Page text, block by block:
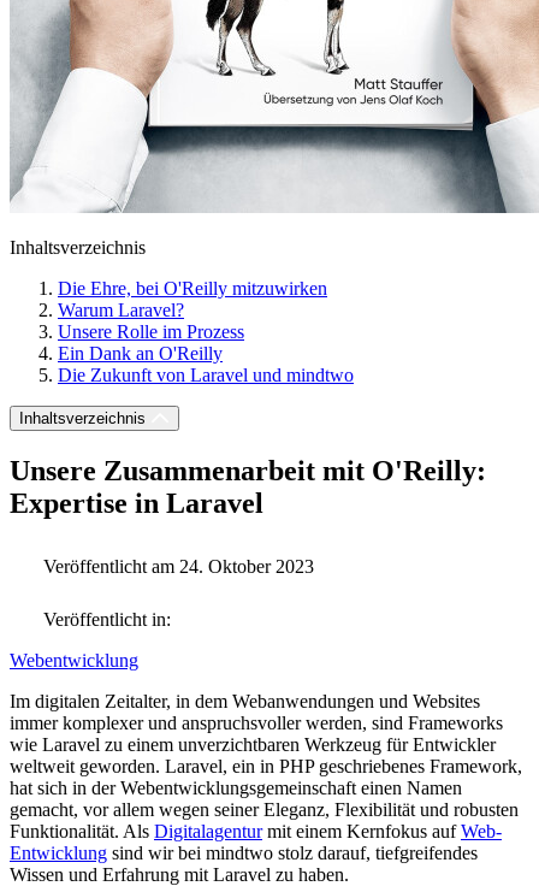
Inhaltsverzeichnis
Die Ehre, bei O'Reilly mitzuwirken
Warum Laravel?
Unsere Rolle im Prozess
Ein Dank an O'Reilly
Die Zukunft von Laravel und mindtwo
Inhaltsverzeichnis
Unsere Zusammenarbeit mit O'Reilly:
Expertise in Laravel
Veröffentlicht am 24. Oktober 2023
Veröffentlicht in:
Webentwicklung
Im digitalen Zeitalter, in dem Webanwendungen und Websites
immer komplexer und anspruchsvoller werden, sind Frameworks
wie Laravel zu einem unverzichtbaren Werkzeug für Entwickler
weltweit geworden. Laravel, ein in PHP geschriebenes Framework,
hat sich in der Webentwicklungsgemeinschaft einen Namen
gemacht, vor allem wegen seiner Eleganz, Flexibilität und robusten
Funktionalität. Als Digitalagenturmit einem Kernfokus aufWeb-
Entwicklung sind wir bei mindtwo stolz darauf, tiefgreifendes
Wissen und Erfahrung mit Laravel zu haben.